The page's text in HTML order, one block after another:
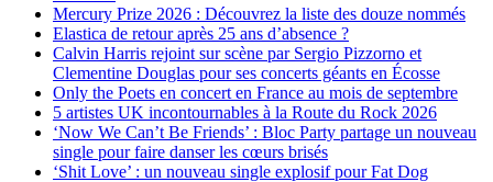
Mercury Prize 2026 : Découvrez la liste des douze nommés
Elastica de retour après 25 ans d’absence ?
Calvin Harris rejoint sur scène par Sergio Pizzorno et
Clementine Douglas pour ses concerts géants en Écosse
Only the Poets en concert en France au mois de septembre
5 artistes UK incontournables à la Route du Rock 2026
‘Now We Can’t Be Friends’ : Bloc Party partage un nouveau
single pour faire danser les cœurs brisés
‘Shit Love’ : un nouveau single explosif pour Fat Dog